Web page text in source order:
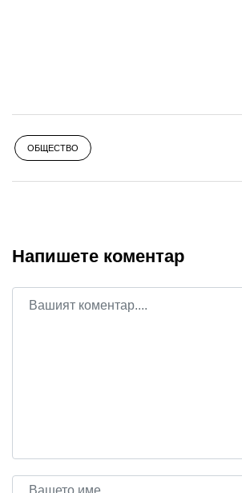
ОБЩЕСТВО
Напишете коментар